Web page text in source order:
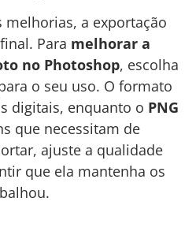
melhorias, a exportação
Para melhorar a
no Photoshop, escolha
o seu uso. O formato
digitais, enquanto o PNG
que necessitam de
ajuste a qualidade
que ela mantenha os